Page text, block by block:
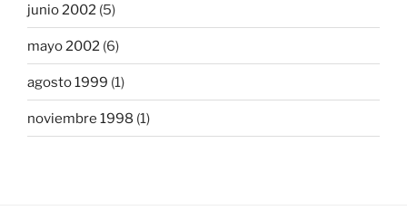
junio 2002 (5)
mayo 2002 (6)
agosto 1999 (1)
noviembre 1998 (1)